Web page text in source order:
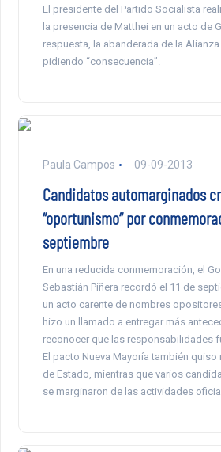
El presidente del Partido Socialista
la presencia de Matthei en un acto de
respuesta, la abanderada de la
pidiendo “consecuencia”.
Paula Campos 09-09-2013
Candidatos automarginados
“oportunismo” por
septiembre
En una reducida conmemoración, el
Sebastián Piñera recordó el 11 de
un acto carente de nombres
hizo un llamado a entregar más
reconocer que las responsabilidades
El pacto Nueva Mayoría también quiso
de Estado, mientras que varios
se marginaron de las actividades